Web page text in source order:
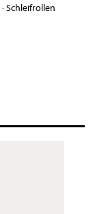
·Schleifrollen